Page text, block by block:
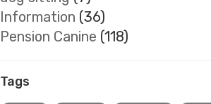
Information (36)
Pension Canine (118)
Tags